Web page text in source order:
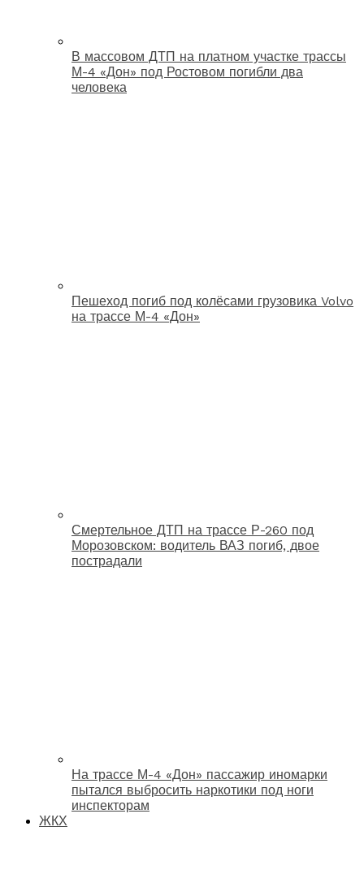
В массовом ДТП на платном участке трассы
М-4 «Дон» под Ростовом погибли два
человека
Пешеход погиб под колёсами грузовика Volvo
на трассе М-4 «Дон»
Смертельное ДТП на трассе Р-260 под
Морозовском: водитель ВАЗ погиб, двое
пострадали
На трассе М-4 «Дон» пассажир иномарки
пытался выбросить наркотики под ноги
инспекторам
ЖКХ